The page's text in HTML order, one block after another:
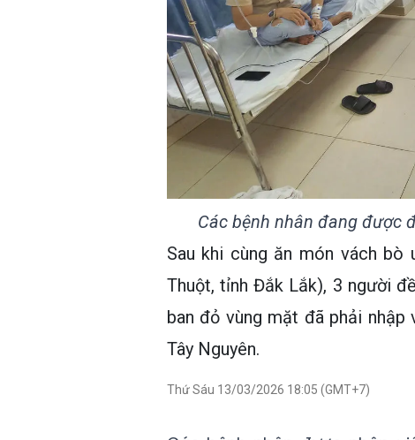
Các bệnh nhân đang được
Sau khi cùng ăn món vách
Thuột, tỉnh Đắk Lắk), 3 người
ban đỏ vùng mặt đã phải
Tây Nguyên.
Thứ Sáu 13/03/2026 18:05 (GMT+7)